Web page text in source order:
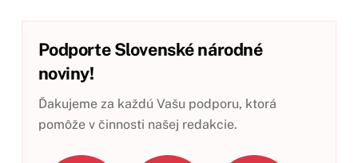
Podporte Slovenské národné
noviny!
Ďakujeme za každú Vašu podporu, ktorá
pomôže v činnosti našej redakcie.